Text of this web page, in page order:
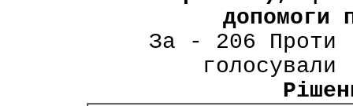
допомоги
За - 206 Проти